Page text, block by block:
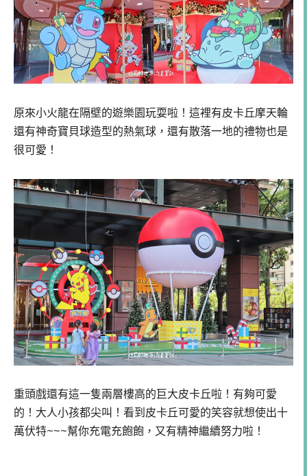
原來小火龍在隔壁的遊樂園玩耍啦！這裡有皮卡丘摩天輪
還有神奇寶貝球造型的熱氣球，還有散落一地的禮物也是
很可愛！
重頭戲還有這一隻兩層樓高的巨大皮卡丘啦！有夠可愛
的！大人小孩都尖叫！看到皮卡丘可愛的笑容就想使出十
萬伏特~~~幫你充電充飽飽，又有精神繼續努力啦！